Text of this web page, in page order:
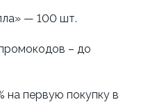
— 100 шт.
– до
на первую покупку в